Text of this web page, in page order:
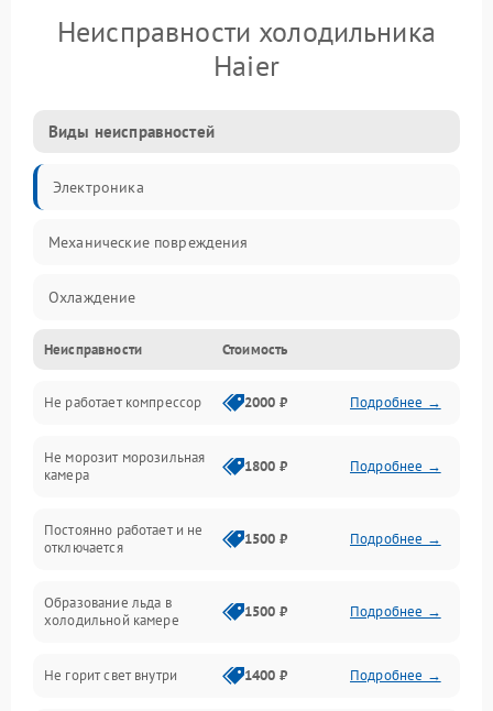
Неисправности холодильника
Haier
Виды неисправностей
Электроника
Механические повреждения
Охлаждение
Механика
Электропитание
Дренаж
Неисправности Стоимость
Не работает компрессор 2000 ₽ Подробнее →
Не морозит морозильная
камера
1800 ₽ Подробнее →
Постоянно работает и не
отключается
1500 ₽ Подробнее →
Образование льда в
холодильной камере
1500 ₽ Подробнее →
Не горит свет внутри 1400 ₽ Подробнее →